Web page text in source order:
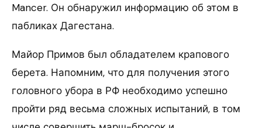
Mancer. Он обнаружил информацию об этом в
пабликах Дагестана.
Майор Примов был обладателем крапового
берета. Напомним, что для получения этого
головного убора в РФ необходимо успешно
пройти ряд весьма сложных испытаний, в том